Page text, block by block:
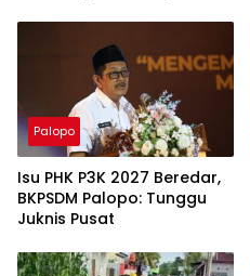
Palopo
Isu PHK P3K 2027 Beredar,
BKPSDM Palopo: Tunggu
Juknis Pusat